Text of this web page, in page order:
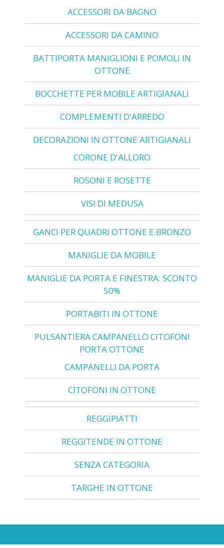
ACCESSORI DA BAGNO
ACCESSORI DA CAMINO
BATTIPORTA MANIGLIONI E POMOLI IN
OTTONE
BOCCHETTE PER MOBILE ARTIGIANALI
COMPLEMENTI D'ARREDO
DECORAZIONI IN OTTONE ARTIGIANALI
CORONE D'ALLORO
ROSONI E ROSETTE
VISI DI MEDUSA
GANCI PER QUADRI OTTONE E BRONZO
MANIGLIE DA MOBILE
MANIGLIE DA PORTA E FINESTRA: SCONTO
50%
PORTABITI IN OTTONE
PULSANTIERA CAMPANELLO CITOFONI
PORTA OTTONE
CAMPANELLI DA PORTA
CITOFONI IN OTTONE
REGGIPIATTI
REGGITENDE IN OTTONE
SENZA CATEGORIA
TARGHE IN OTTONE